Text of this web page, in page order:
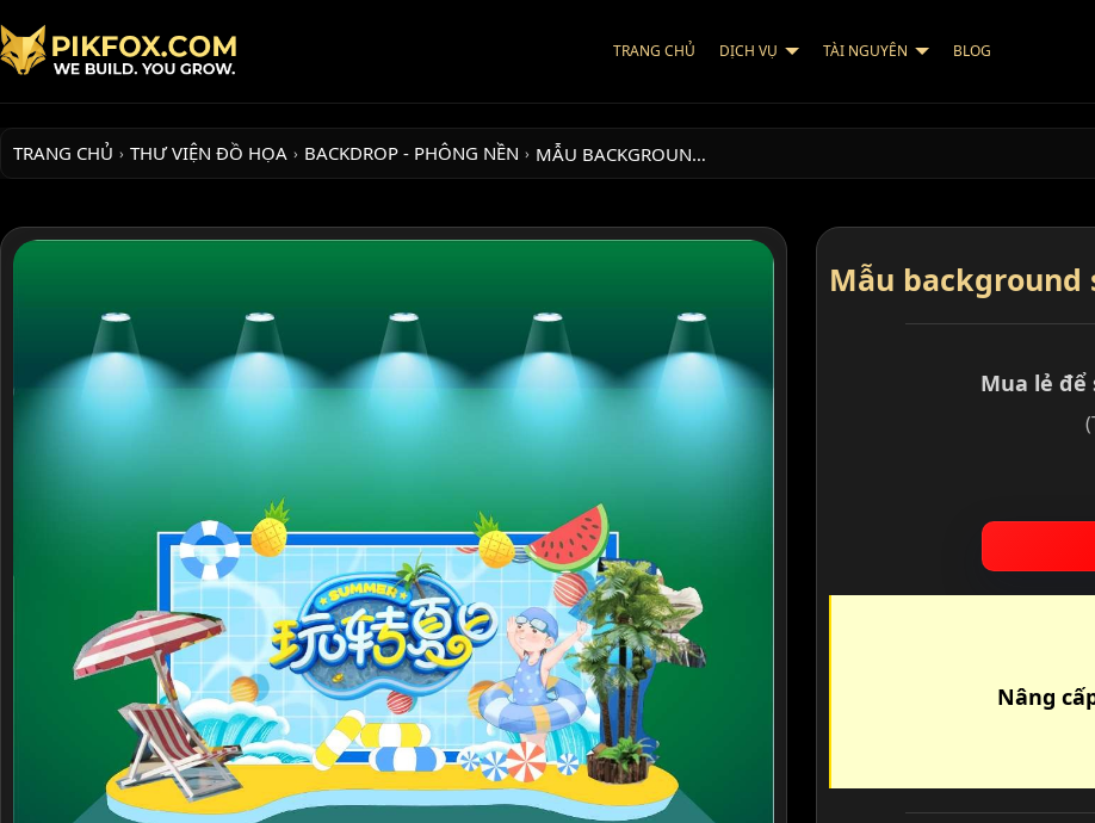
TRANG CHỦ DỊCH VỤ TÀI NGUYÊN BLOG
TRANG CHỦ › THƯ VIỆN ĐỒ HỌA › BACKDROP - PHÔNG NỀN › MẪU BACKGROUN…
Mẫu
Mua lẻ
Nâng